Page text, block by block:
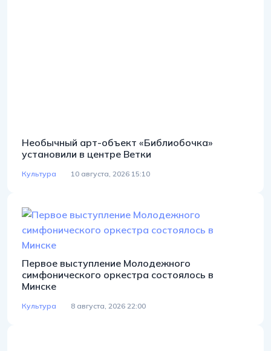
Необычный арт-объект «Библиобочка»
установили в центре Ветки
Культура 10 августа, 2026 15:10
Первое выступление Молодежного
симфонического оркестра состоялось в
Минске
Культура 8 августа, 2026 22:00